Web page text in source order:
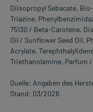
Diisopropyl Sebacate,
Triazine,
75130 / Beta-Carotene,
Oil / Sunflower Seed Oil,
Acrylate,
Triethanolamine, Parfum /
Quelle: Angaben des
Stand: 03/2026